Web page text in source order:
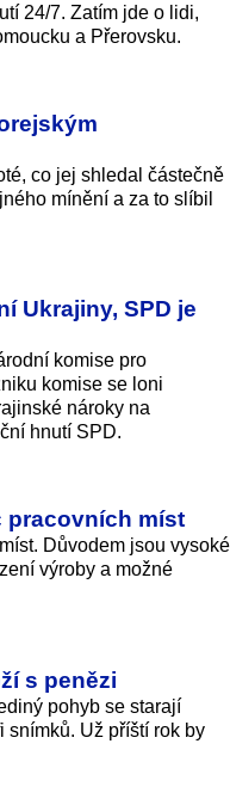
24/7. Zatím jde o lidi,
a Přerovsku.
co jej shledal částečně
mínění a za to slíbil
Ukrajiny, SPD je
komise pro
komise se loni
nároky na
hnutí SPD.
pracovních míst
Důvodem jsou vysoké
výroby a možné
s penězi
pohyb se starají
snímků. Už příští rok by